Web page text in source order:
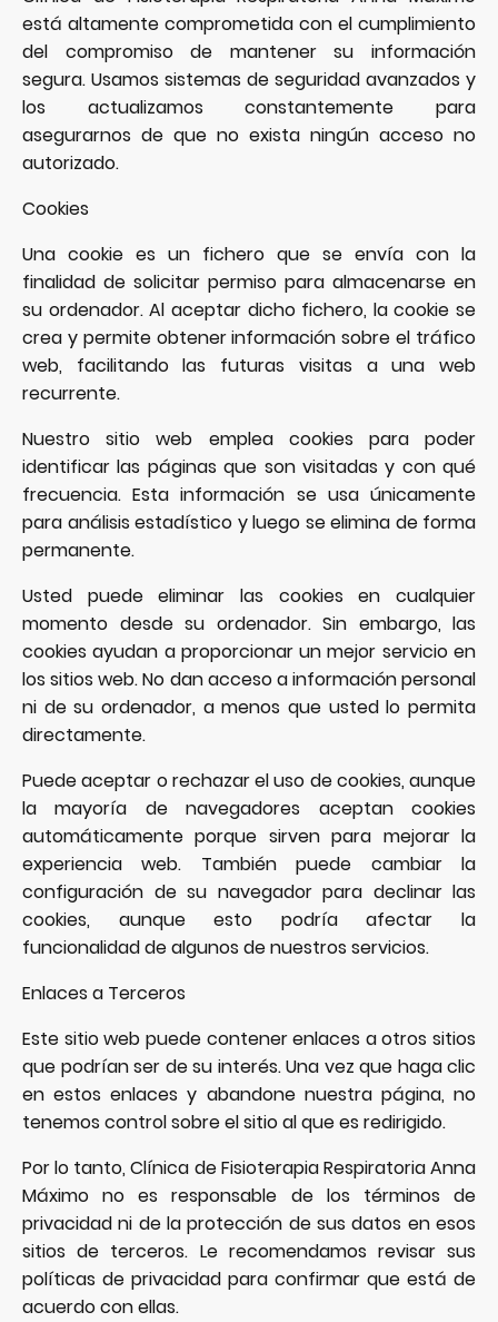
está altamente comprometida con el cumplimiento
del compromiso de mantener su información
segura. Usamos sistemas de seguridad avanzados y
los actualizamos constantemente para
asegurarnos de que no exista ningún acceso no
autorizado.
Cookies
Una cookie es un fichero que se envía con la
finalidad de solicitar permiso para almacenarse en
su ordenador. Al aceptar dicho fichero, la cookie se
crea y permite obtener información sobre el tráfico
web, facilitando las futuras visitas a una web
recurrente.
Nuestro sitio web emplea cookies para poder
identificar las páginas que son visitadas y con qué
frecuencia. Esta información se usa únicamente
para análisis estadístico y luego se elimina de forma
permanente.
Usted puede eliminar las cookies en cualquier
momento desde su ordenador. Sin embargo, las
cookies ayudan a proporcionar un mejor servicio en
los sitios web. No dan acceso a información personal
ni de su ordenador, a menos que usted lo permita
directamente.
Puede aceptar o rechazar el uso de cookies, aunque
la mayoría de navegadores aceptan cookies
automáticamente porque sirven para mejorar la
experiencia web. También puede cambiar la
configuración de su navegador para declinar las
cookies, aunque esto podría afectar la
funcionalidad de algunos de nuestros servicios.
Enlaces a Terceros
Este sitio web puede contener enlaces a otros sitios
que podrían ser de su interés. Una vez que haga clic
en estos enlaces y abandone nuestra página, no
tenemos control sobre el sitio al que es redirigido.
Por lo tanto, Clínica de Fisioterapia Respiratoria Anna
Máximo no es responsable de los términos de
privacidad ni de la protección de sus datos en esos
sitios de terceros. Le recomendamos revisar sus
políticas de privacidad para confirmar que está de
acuerdo con ellas.